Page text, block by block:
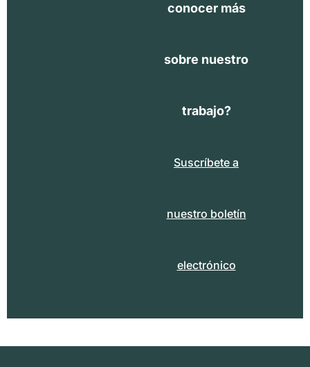
conocer más
sobre nuestro
trabajo?
Suscríbete a
nuestro boletín
electrónico